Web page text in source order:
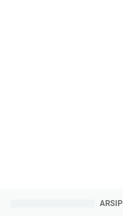
ARSIP